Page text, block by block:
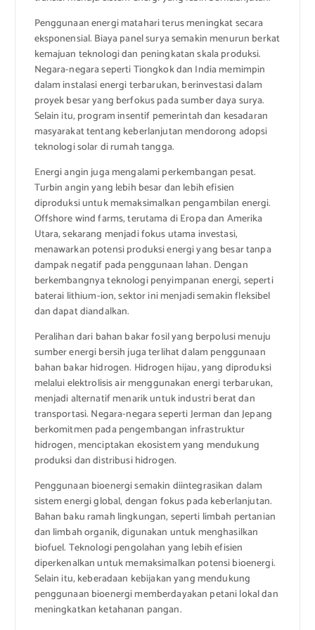
Penggunaan energi matahari terus meningkat secara
eksponensial. Biaya panel surya semakin menurun berkat
kemajuan teknologi dan peningkatan skala produksi.
Negara-negara seperti Tiongkok dan India memimpin
dalam instalasi energi terbarukan, berinvestasi dalam
proyek besar yang berfokus pada sumber daya surya.
Selain itu, program insentif pemerintah dan kesadaran
masyarakat tentang keberlanjutan mendorong adopsi
teknologi solar di rumah tangga.
Energi angin juga mengalami perkembangan pesat.
Turbin angin yang lebih besar dan lebih efisien
diproduksi untuk memaksimalkan pengambilan energi.
Offshore wind farms, terutama di Eropa dan Amerika
Utara, sekarang menjadi fokus utama investasi,
menawarkan potensi produksi energi yang besar tanpa
dampak negatif pada penggunaan lahan. Dengan
berkembangnya teknologi penyimpanan energi, seperti
baterai lithium-ion, sektor ini menjadi semakin fleksibel
dan dapat diandalkan.
Peralihan dari bahan bakar fosil yang berpolusi menuju
sumber energi bersih juga terlihat dalam penggunaan
bahan bakar hidrogen. Hidrogen hijau, yang diproduksi
melalui elektrolisis air menggunakan energi terbarukan,
menjadi alternatif menarik untuk industri berat dan
transportasi. Negara-negara seperti Jerman dan Jepang
berkomitmen pada pengembangan infrastruktur
hidrogen, menciptakan ekosistem yang mendukung
produksi dan distribusi hidrogen.
Penggunaan bioenergi semakin diintegrasikan dalam
sistem energi global, dengan fokus pada keberlanjutan.
Bahan baku ramah lingkungan, seperti limbah pertanian
dan limbah organik, digunakan untuk menghasilkan
biofuel. Teknologi pengolahan yang lebih efisien
diperkenalkan untuk memaksimalkan potensi bioenergi.
Selain itu, keberadaan kebijakan yang mendukung
penggunaan bioenergi memberdayakan petani lokal dan
meningkatkan ketahanan pangan.